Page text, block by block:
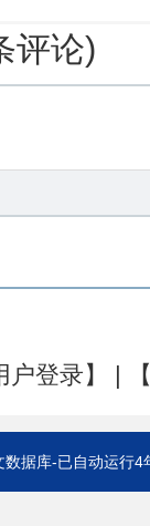
评论)
户登录】 |
数据库-已自动运行4